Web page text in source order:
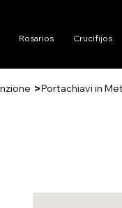
>Portachiavi in
Rosarios Crucifijos